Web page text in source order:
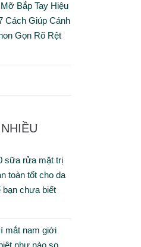
Bắp Tay Hiệu
Cách Giúp Cánh
Gọn Rõ Rệt
sữa rửa mặt trị
toàn tốt cho da
bạn chưa biết
mắt nam giới
như nào so